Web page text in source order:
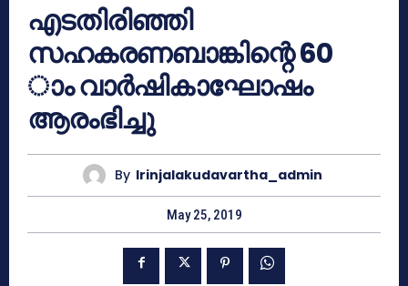
എടതിരിഞ്ഞി
സഹകരണബാങ്കിന്റെ 60
ാം വാര്‍ഷികാഘോഷം
ആരംഭിച്ചു
By Irinjalakudavartha_admin
May 25, 2019